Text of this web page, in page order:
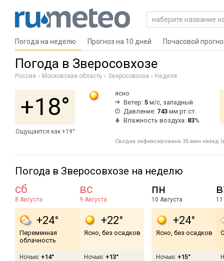
Погода на неделю Прогноз на 10 дней Почасовой
Погода в Зверосовхозе
Россия Московская область Зверосовхоза Неделя
+18°
Ощущается как +19°
ясно
Ветер: 5 м/с, западный
Давление: 743 мм рт.ст.
Влажность воздуха: 83%
Сводка зафиксирована 35 мин назад
Погода в Зверосовхозе на неделю
сб
8 Августа
+24°
Переменная
облачность
Ночью: +14°
вс
9 Августа
+22°
Ясно, без осадков
Ночью: +13°
пн
10 Августа
+24°
Ясно, без осадков
Ночью: +15°
11